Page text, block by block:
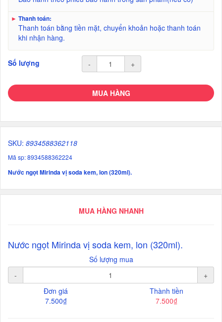
► Thanh toán:
Thanh toán bằng tiền mặt, chuyển khoản hoặc thanh toán
khi nhận hàng.
Số lượng - +
MUA HÀNG
SKU: 8934588362118
Mã sp: 8934588362224
Nước ngọt Mirinda vị soda kem, lon (320ml).
MUA HÀNG NHANH
Nước ngọt Mirinda vị soda kem, lon (320ml).
Số lượng mua
-
+
Đơn giá
7.500₫
Thành tiền
7.500₫